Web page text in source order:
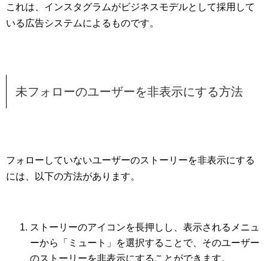
これは、インスタグラムがビジネスモデルとして採用して
いる広告システムによるものです。
未フォローのユーザーを非表示にする方法
フォローしていないユーザーのストーリーを非表示にする
には、以下の方法があります。
ストーリーのアイコンを長押しし、表示されるメニュ
ーから「ミュート」を選択することで、そのユーザー
のストーリーを非表示にすることができます。